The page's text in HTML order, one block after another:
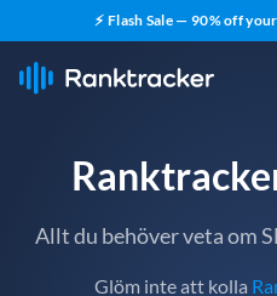
⚡ Flash Sale — 90% off
Allt du behöver veta om
Glöm inte att kolla